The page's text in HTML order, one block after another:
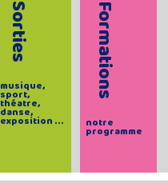
Sorties
musique,
sport,
théatre,
danse,
exposition ...
Formations
notre
programme